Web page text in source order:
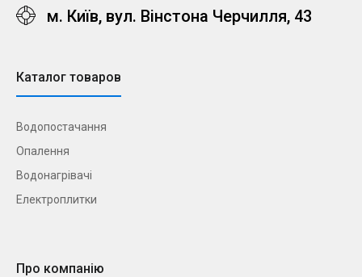
м. Київ, вул. Вінстона Черчилля, 43
Каталог товаров
Водопостачання
Опалення
Водонагрівачі
Електроплитки
Про компанію